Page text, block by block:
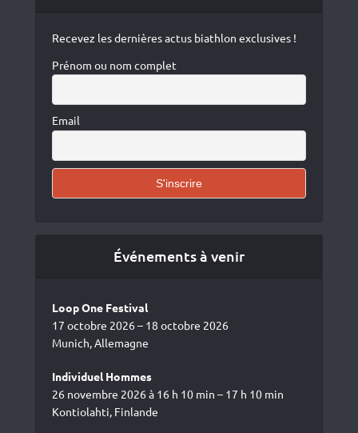
Recevez les dernières actus biathlon exclusives !
Prénom ou nom complet
Email
Événements à venir
Loop One Festival
17 octobre 2026 – 18 octobre 2026
Munich, Allemagne
Individuel Hommes
26 novembre 2026 à 16 h 10 min – 17 h 10 min
Kontiolahti, Finlande